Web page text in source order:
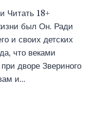
Читать 18+
был Он. Ради
и своих детских
что веками
дворе Звериного
и…